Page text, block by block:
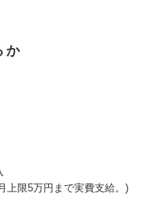
か
上限5万円まで実費支給。)